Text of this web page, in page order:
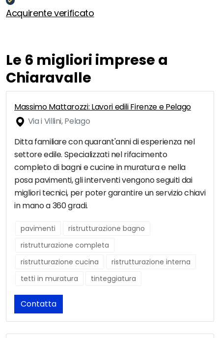
Acquirente verificato
Le 6 migliori imprese a
Chiaravalle
Massimo Mattarozzi: Lavori edili Firenze e Pelago
Via i Villini, Pelago
Ditta familiare con quarant'anni di esperienza nel
settore edile. Specializzati nel rifacimento
completo di bagni e cucine in muratura e nella
posa pavimenti, gli interventi vengono seguiti dai
migliori tecnici, per poter garantire un servizio chiavi
in mano a 360 gradi.
pavimenti
ristrutturazione bagno
ristrutturazione completa
ristrutturazione cucina
ristrutturazione interna
tetti in muratura
tinteggiatura
Contatta